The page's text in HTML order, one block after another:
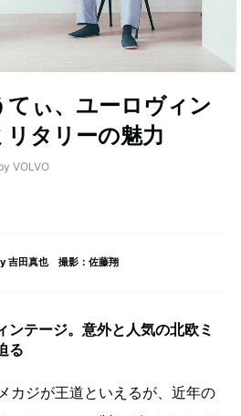
ぃ、ユーロヴィン
タリーの魅力
VOLVO
吉田真也撮影：佐藤翔
ンテージ。意外と人気の北欧ミ
る
カジが王道といえるが、近年の